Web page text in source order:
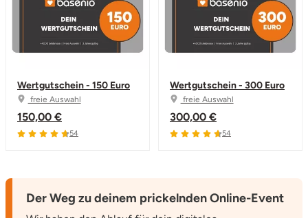
Wertgutschein - 150 Euro
freie Auswahl
150,00 €
4.7 von 5
54
Wertgutschein - 300 Euro
freie Auswahl
300,00 €
4.7 von 5
54
Der Weg zu deinem prickelnden Online-Event
Steinburg
Stormarn
Straubing